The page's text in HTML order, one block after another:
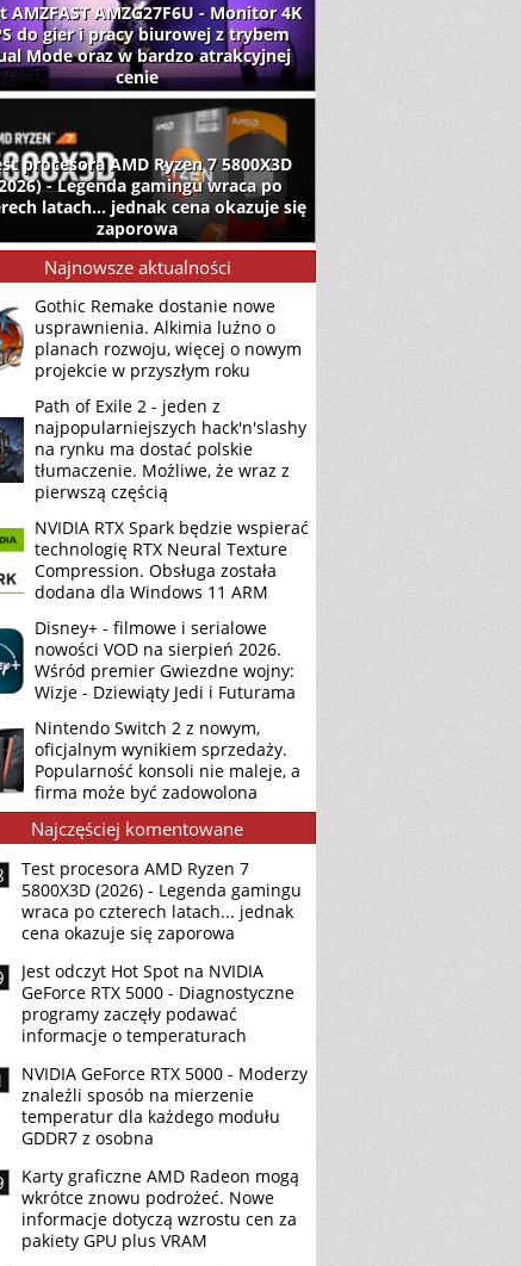
AMZFAST AMZG27F6U - Monitor 4K
do gier i pracy biurowej z trybem
Mode oraz w bardzo atrakcyjnej
cenie
procesora AMD Ryzen 7 5800X3D
- Legenda gamingu wraca po
latach... jednak cena okazuje się
zaporowa
Najnowsze aktualności
Gothic Remake dostanie nowe
usprawnienia. Alkimia luźno o
planach rozwoju, więcej o nowym
projekcie w przyszłym roku
Path of Exile 2 - jeden z
najpopularniejszych hack'n'slashy
na rynku ma dostać polskie
tłumaczenie. Możliwe, że wraz z
pierwszą częścią
NVIDIA RTX Spark będzie wspierać
technologię RTX Neural Texture
Compression. Obsługa została
dodana dla Windows 11 ARM
Disney+ - filmowe i serialowe
nowości VOD na sierpień 2026.
Wśród premier Gwiezdne wojny:
Wizje - Dziewiąty Jedi i Futurama
Nintendo Switch 2 z nowym,
oficjalnym wynikiem sprzedaży.
Popularność konsoli nie maleje, a
firma może być zadowolona
Najczęściej komentowane
Test procesora AMD Ryzen 7
5800X3D (2026) - Legenda gamingu
wraca po czterech latach... jednak
cena okazuje się zaporowa
Jest odczyt Hot Spot na NVIDIA
GeForce RTX 5000 - Diagnostyczne
programy zaczęły podawać
informacje o temperaturach
NVIDIA GeForce RTX 5000 - Moderzy
znaleźli sposób na mierzenie
temperatur dla każdego modułu
GDDR7 z osobna
Karty graficzne AMD Radeon mogą
wkrótce znowu podrożeć. Nowe
informacje dotyczą wzrostu cen za
pakiety GPU plus VRAM